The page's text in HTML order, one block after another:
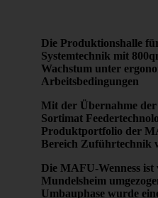
Die Produktionshalle
Systemtechnik mit
Wachstum unter
Arbeitsbedingungen
Mit der Übernahme der
Sortimat
Produktportfolio der
Bereich Zuführtechnik
Die MAFU-Wenness ist
Mundelsheim
Umbauphase wurde